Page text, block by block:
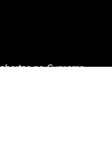
no Supremo